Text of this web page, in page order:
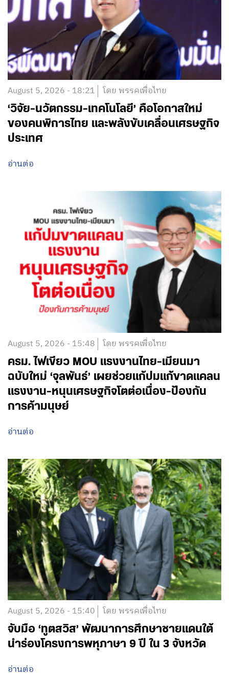
August 5, 2026 - 18:21 โดย พรรคเพื่อไทย
‘วิจัย-นวัตกรรม-เทคโนโลยี’ คือโอกาสใหม่
ของคนพิการไทย และพลังขับเคลื่อนเศรษฐกิจ
ประเทศ
อ่านต่อ
August 5, 2026 - 15:48 โดย พรรคเพื่อไทย
ครม. ไฟเขียว MOU แรงงานไทย-เมียนมา
ฉบับใหม่ ‘จุลพันธ์’ เผยช่วยแก้ปมแก้ขาดแคลน
แรงงาน-หนุนเศรษฐกิจโตต่อเนื่อง-ป้องกัน
การค้ามนุษย์
อ่านต่อ
August 5, 2026 - 15:40 โดย พรรคเพื่อไทย
จับมือ ‘ทูตสวิส’ พัฒนาการศึกษาชายแดนใต้
นำร่องโครงการพหุภาษา 9 ปี ใน 3 จังหวัด
อ่านต่อ